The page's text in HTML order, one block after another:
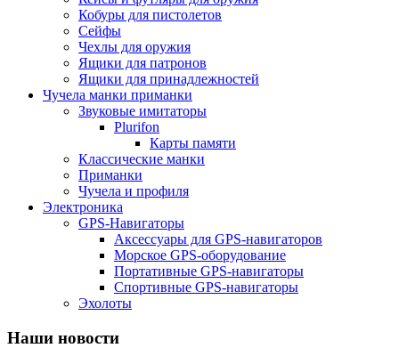
Кобуры для пистолетов
Сейфы
Чехлы для оружия
Ящики для патронов
Ящики для принадлежностей
Чучела манки приманки
Звуковые имитаторы
Plurifon
Карты памяти
Классические манки
Приманки
Чучела и профиля
Электроника
GPS-Навигаторы
Аксессуары для GPS-навигаторов
Морское GPS-оборудование
Портативные GPS-навигаторы
Спортивные GPS-навигаторы
Эхолоты
Наши новости